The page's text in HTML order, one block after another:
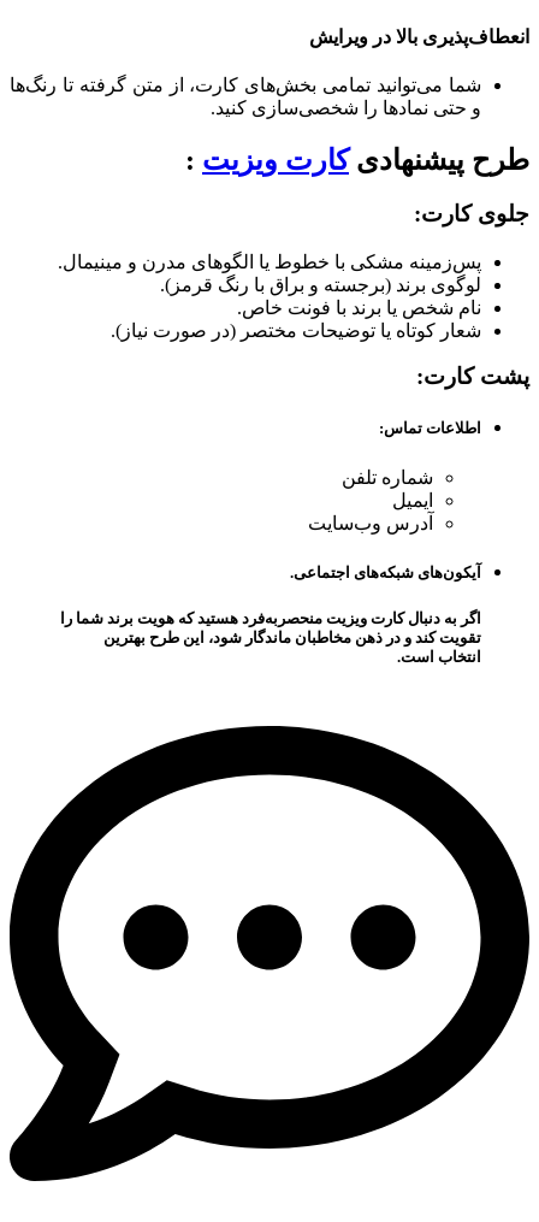
انعطاف‌پذیری بالا در ویرایش
شما می‌توانید تمامی بخش‌های کارت، از متن گرفته تا رنگ‌ها
و حتی نمادها را شخصی‌سازی کنید.
طرح پیشنهادیکارت ویزیت :
جلوی کارت:
پس‌زمینه مشکی با خطوط یا الگوهای مدرن و مینیمال.
لوگوی برند (برجسته و براق با رنگ قرمز).
نام شخص یا برند با فونت خاص.
شعار کوتاه یا توضیحات مختصر (در صورت نیاز).
پشت کارت:
اطلاعات تماس:
شماره تلفن
ایمیل
آدرس وب‌سایت
آیکون‌های شبکه‌های اجتماعی.
اگر به دنبال کارت ویزیت منحصر‌به‌فرد هستید که هویت برند شما را
تقویت کند و در ذهن مخاطبان ماندگار شود، این طرح بهترین
انتخاب است.